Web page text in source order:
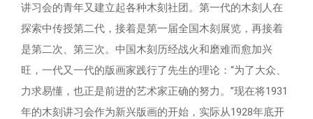
讲习会的青年又建立起各种木刻社团。第一代的木刻人在
探索中传授第二代，接着是第一届全国木刻展览，再接着
是第二次、第三次。中国木刻历经战火和磨难而愈加兴
旺，一代又一代的版画家践行了先生的理论：“为了大众、
力求易懂，也正是前进的艺术家正确的努力。”现在将1931
年的木刻讲习会作为新兴版画的开始，实际从1928年底开